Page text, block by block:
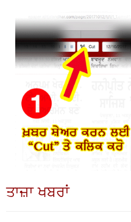
ਤਾਜ਼ਾ ਖਬਰਾਂ